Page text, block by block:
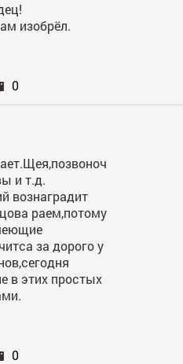
изобрёл.
0
и т.д.
вознаградит
раем,потому
за дорого у
в этих простых
0